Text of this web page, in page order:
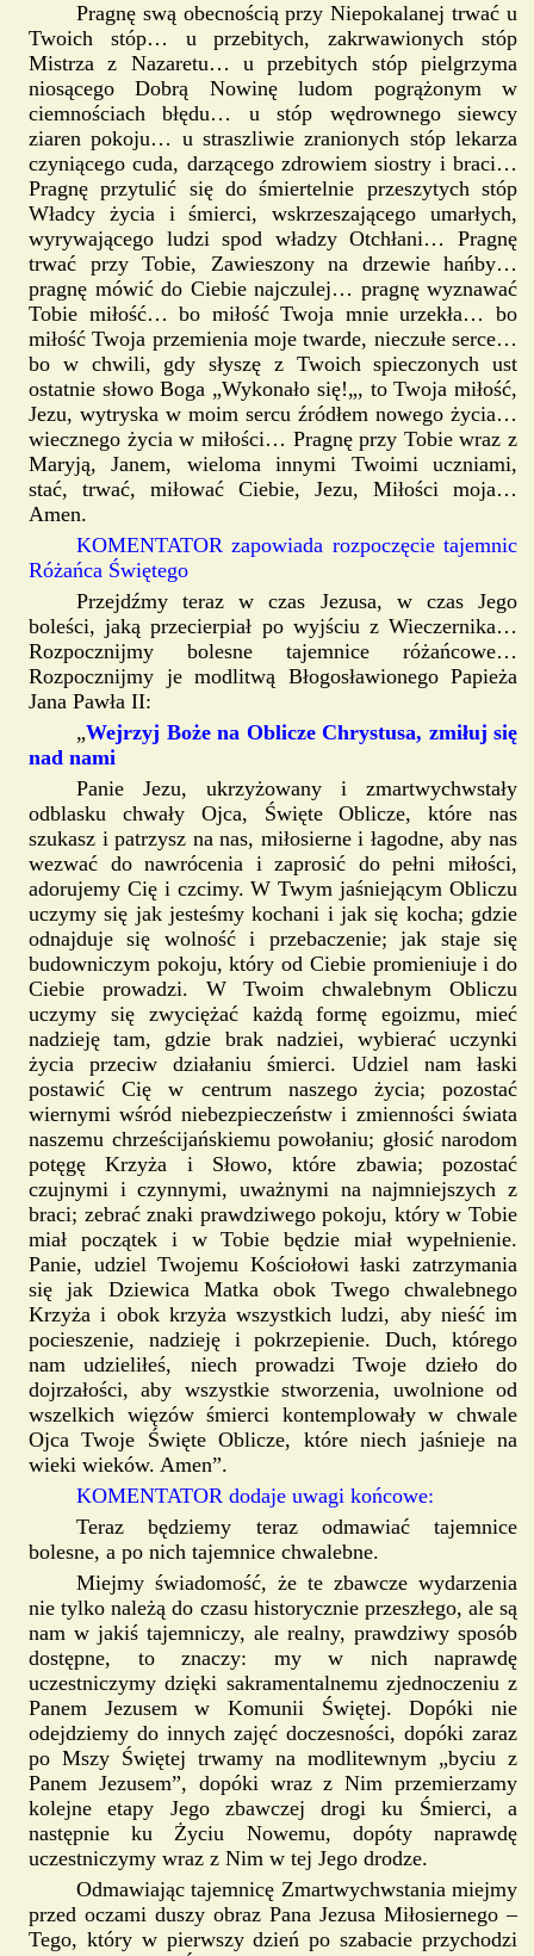
Pragnę swą obecnością przy Niepokalanej trwać u
Twoich stóp… u przebitych, zakrwawionych stóp
Mistrza z Nazaretu… u przebitych stóp pielgrzyma
niosącego Dobrą Nowinę ludom pogrążonym w
ciemnościach błędu… u stóp wędrownego siewcy
ziaren pokoju… u straszliwie zranionych stóp lekarza
czyniącego cuda, darzącego zdrowiem siostry i braci…
Pragnę przytulić się do śmiertelnie przeszytych stóp
Władcy życia i śmierci, wskrzeszającego umarłych,
wyrywającego ludzi spod władzy Otchłani… Pragnę
trwać przy Tobie, Zawieszony na drzewie hańby…
pragnę mówić do Ciebie najczulej… pragnę wyznawać
Tobie miłość… bo miłość Twoja mnie urzekła… bo
miłość Twoja przemienia moje twarde, nieczułe serce…
bo w chwili, gdy słyszę z Twoich spieczonych ust
ostatnie słowo Boga „Wykonało się!„, to Twoja miłość,
Jezu, wytryska w moim sercu źródłem nowego życia…
wiecznego życia w miłości… Pragnę przy Tobie wraz z
Maryją, Janem, wieloma innymi Twoimi uczniami,
stać, trwać, miłować Ciebie, Jezu, Miłości moja…
Amen.
KOMENTATOR zapowiada rozpoczęcie tajemnic
Różańca Świętego
Przejdźmy teraz w czas Jezusa, w czas Jego
boleści, jaką przecierpiał po wyjściu z Wieczernika…
Rozpocznijmy bolesne tajemnice różańcowe…
Rozpocznijmy je modlitwą Błogosławionego Papieża
Jana Pawła II:
„Wejrzyj Boże na Oblicze Chrystusa, zmiłuj się
nad nami
Panie Jezu, ukrzyżowany i zmartwychwstały
odblasku chwały Ojca, Święte Oblicze, które nas
szukasz i patrzysz na nas, miłosierne i łagodne, aby nas
wezwać do nawrócenia i zaprosić do pełni miłości,
adorujemy Cię i czcimy. W Twym jaśniejącym Obliczu
uczymy się jak jesteśmy kochani i jak się kocha; gdzie
odnajduje się wolność i przebaczenie; jak staje się
budowniczym pokoju, który od Ciebie promieniuje i do
Ciebie prowadzi. W Twoim chwalebnym Obliczu
uczymy się zwyciężać każdą formę egoizmu, mieć
nadzieję tam, gdzie brak nadziei, wybierać uczynki
życia przeciw działaniu śmierci. Udziel nam łaski
postawić Cię w centrum naszego życia; pozostać
wiernymi wśród niebezpieczeństw i zmienności świata
naszemu chrześcijańskiemu powołaniu; głosić narodom
potęgę Krzyża i Słowo, które zbawia; pozostać
czujnymi i czynnymi, uważnymi na najmniejszych z
braci; zebrać znaki prawdziwego pokoju, który w Tobie
miał początek i w Tobie będzie miał wypełnienie.
Panie, udziel Twojemu Kościołowi łaski zatrzymania
się jak Dziewica Matka obok Twego chwalebnego
Krzyża i obok krzyża wszystkich ludzi, aby nieść im
pocieszenie, nadzieję i pokrzepienie. Duch, którego
nam udzieliłeś, niech prowadzi Twoje dzieło do
dojrzałości, aby wszystkie stworzenia, uwolnione od
wszelkich więzów śmierci kontemplowały w chwale
Ojca Twoje Święte Oblicze, które niech jaśnieje na
wieki wieków. Amen”.
KOMENTATOR dodaje uwagi końcowe:
Teraz będziemy teraz odmawiać tajemnice
bolesne, a po nich tajemnice chwalebne.
Miejmy świadomość, że te zbawcze wydarzenia
nie tylko należą do czasu historycznie przeszłego, ale są
nam w jakiś tajemniczy, ale realny, prawdziwy sposób
dostępne, to znaczy: my w nich naprawdę
uczestniczymy dzięki sakramentalnemu zjednoczeniu z
Panem Jezusem w Komunii Świętej. Dopóki nie
odejdziemy do innych zajęć doczesności, dopóki zaraz
po Mszy Świętej trwamy na modlitewnym „byciu z
Panem Jezusem”, dopóki wraz z Nim przemierzamy
kolejne etapy Jego zbawczej drogi ku Śmierci, a
następnie ku Życiu Nowemu, dopóty naprawdę
uczestniczymy wraz z Nim w tej Jego drodze.
Odmawiając tajemnicę Zmartwychwstania miejmy
przed oczami duszy obraz Pana Jezusa Miłosiernego –
Tego, który w pierwszy dzień po szabacie przychodzi